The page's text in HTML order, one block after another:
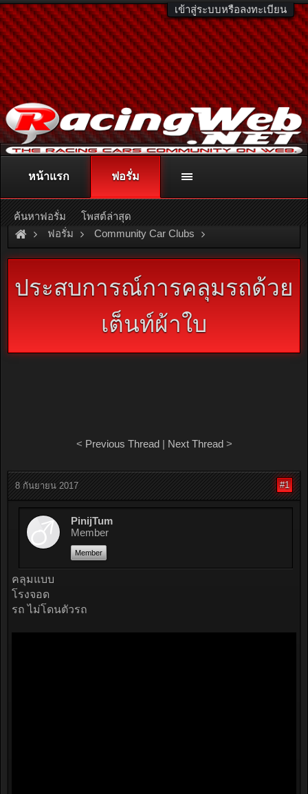
เข้าสู่ระบบหรือลงทะเบียน
ติดต่อลงโฆษณา racingweb@gmail.comหรือโทร. 081-811-1138
หรืออ่านรายละเอียดเพิ่มเติม คลิกที่นี่
ฟอรั่ม Community Car Clubs
Motorcycle Clubs Mio Club
ประสบการณ์การคลุมรถด้วย
เต็นท์ผ้าใบ
< Previous Thread| Next Thread>
8 กันยายน 2017 #1
PinijTum
Member
Member
คลุมแบบ
โรงจอด
รถ ไม่โดนตัวรถ
หน้าแรก ฟอรั่ม
ค้นหาฟอรั่ม โพสต์ล่าสุด